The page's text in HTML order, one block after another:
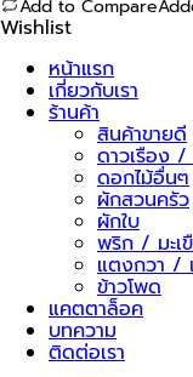
บอล
208
Add to Compare
Wishlist
หน้าแรก
เกี่ยวกับเรา
ร้านค้า
สินค้าขายดี
ดาวเรือง
ดอกไม้อื่นๆ
ผักสวนครัว
ผักใบ
พริก / มะเ
แตงกวา /
ข้าวโพด
แคตตาล็อค
บทความ
ติดต่อเรา